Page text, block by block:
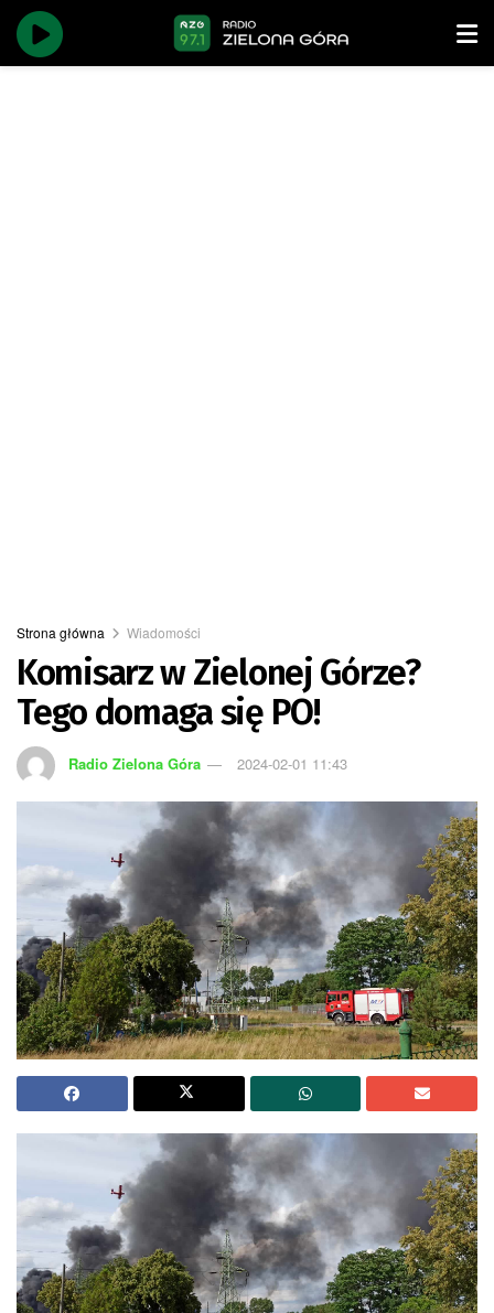
Strona główna Wiadomości
Komisarz w Zielonej Górze?
Tego domaga się PO!
Radio Zielona Góra 2024-02-01 11:43